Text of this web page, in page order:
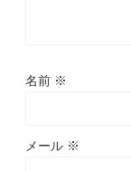
名前 ※
メール ※